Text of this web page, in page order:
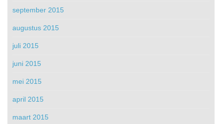
september 2015
augustus 2015
juli 2015
juni 2015
mei 2015
april 2015
maart 2015